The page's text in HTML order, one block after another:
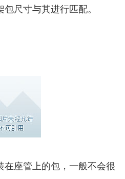
尺寸与其进行匹配。
在座管上的包，一般不会很